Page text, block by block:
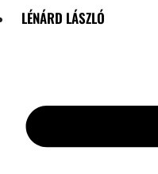
LÉNÁRD LÁSZLÓ